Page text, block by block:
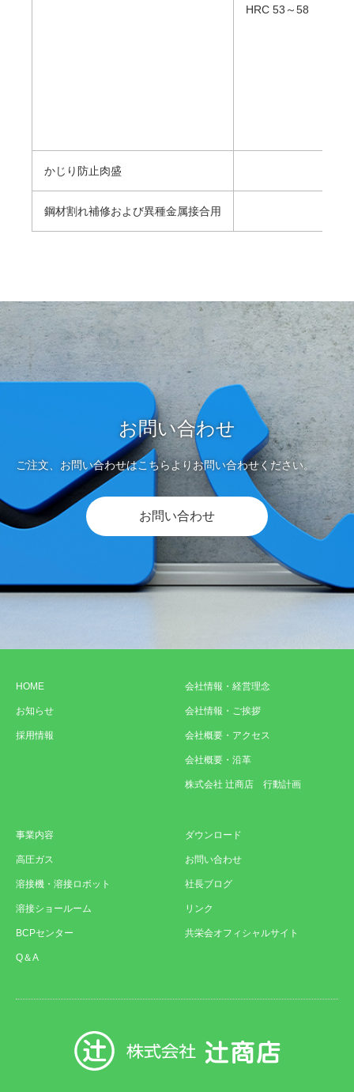
HRC 53～58
かじり防止肉盛
鋼材割れ補修および異種金属接合用
お問い合わせ
ご注文、お問い合わせはこちらよりお問い合わせください。
お問い合わせ
HOME
お知らせ
採用情報
会社情報・経営理念
会社情報・ご挨拶
会社概要・アクセス
会社概要・沿革
株式会社 辻商店 行動計画
事業内容
高圧ガス
溶接機・溶接ロボット
溶接ショールーム
BCPセンター
Q＆A
ダウンロード
お問い合わせ
社長ブログ
リンク
共栄会オフィシャルサイト